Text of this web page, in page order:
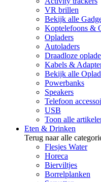
VR brillen
Bekijk alle
Koptelefoons &
Opladers
Autoladers
Draadloze
Kabels &
Bekijk alle
Powerbanks
Speakers
Telefoon
USB
Toon alle
Eten & Drinken
Terug naar alle
Flesjes Water
Horeca
Bierviltjes
Borrelplanken